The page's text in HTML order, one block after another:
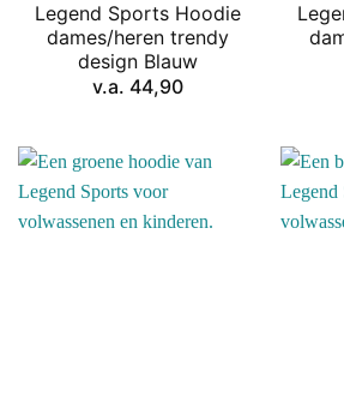
Legend Sports Hoodie
dames/heren trendy
design Blauw
v.a. 44,90